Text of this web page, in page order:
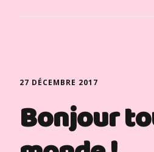
27 DÉCEMBRE 2017
Bonjour